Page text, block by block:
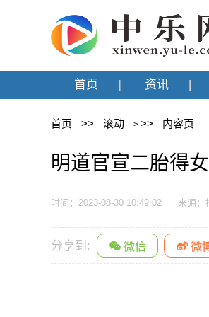
首页 资讯
首页 >> 滚动 > >> 内容页
明道官宣二胎得
时间：2023-08-30 10:49:02 来源：
分享到: